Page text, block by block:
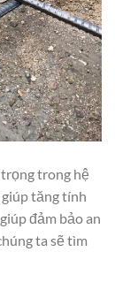
trong hệ
tăng tính
đảm bảo an
ta sẽ tìm